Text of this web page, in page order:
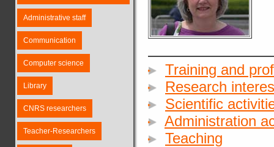
Administrative staff
Communication
Computer science
Library
CNRS researchers
Teacher-Researchers
Training and
Research
Scientific
Administration
Teaching